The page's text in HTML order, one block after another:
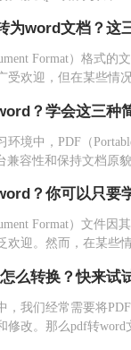
~
模式时，根据实
pdf转word工具
具如PDF猫、转
Format）格式的
受欢迎，但在某些情
？本文将介绍三种免
轻松应对这一需求。
境中，PDF（
兼容性和保持文档原
了一个常见的需求。
几种将PDF转换成
。
Format）文件因
欢迎。然而，在某些
何转换成word呢？本
法。
，我们经常需要将
修改。那么pdf转word